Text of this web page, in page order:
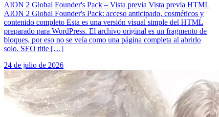
AION 2 Global Founder's Pack – Vista previa Vista previa HTML
AION 2 Global Founder's Pack: acceso anticipado, cosméticos y
contenido completo Esta es una versión visual simple del HTML
preparado para WordPress. El archivo original es un fragmento de
bloques, por eso no se veía como una página completa al abrirlo
solo. SEO title […]
24 de julio de 2026